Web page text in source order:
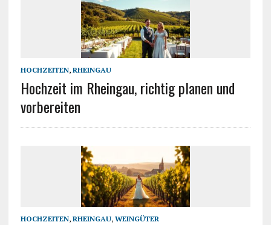
HOCHZEITEN, RHEINGAU
Hochzeit im Rheingau, richtig planen und
vorbereiten
HOCHZEITEN, RHEINGAU, WEINGÜTER